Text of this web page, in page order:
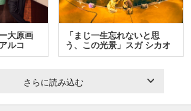
大原画
ルコ
「まじ一生忘れないと思
う、この光景」スガ シカオ
と…
さらに読み込む